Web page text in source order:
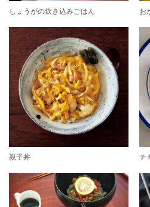
しょうがの炊き込みごはん お
親子丼 チ